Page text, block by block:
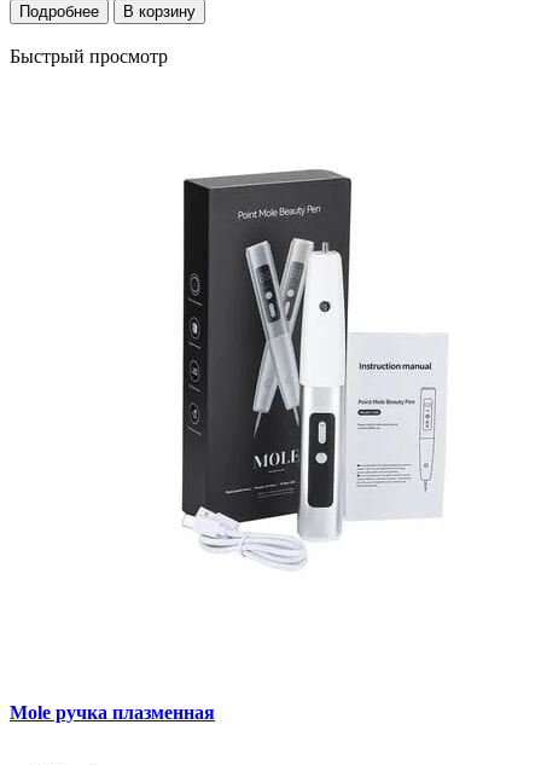
Подробнее В корзину
Быстрый просмотр
Mole ручка плазменная